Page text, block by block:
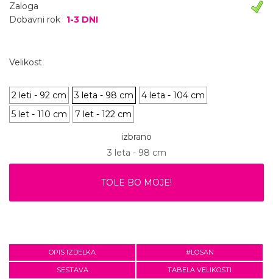
Zaloga
Dobavni rok
1-3 DNI
Velikost
2 leti - 92 cm 3 leta - 98 cm
4 leta - 104 cm
5 let - 110 cm
7 let - 122 cm
izbrano
3 leta - 98 cm
TOLE BO MOJE!
OPIS IZDELKA #LOSAN
SESTAVA TABELA VELIKOSTI